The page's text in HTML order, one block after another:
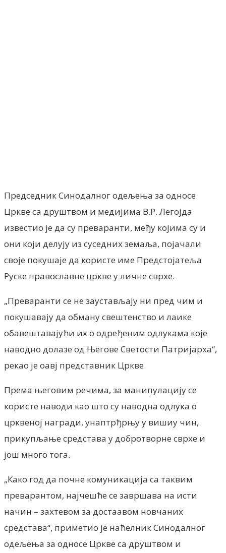
Председник Синодалног одељења за односе
Цркве са друштвом и медијима В.Р. Легојда
известио је да су преваранти, међу којима су и
они који делују из суседних земаља, појачали
своје покушаје да користе име Предстојатеља
Руске православне цркве у личне сврхе.
„Преваранти се не заустављају ни пред чим и
покушавају да обману свештенство и лаике
обавештавајући их о одређеним одлукама које
наводно долазе од Његове Светости Патријарха“,
рекао је оавј представник Цркве.
Према његовим речима, за манипулацију се
користе наводи као што су наводна одлука о
црквеној награди, унаптрђрњу у вишиу чин,
прикупљање средстава у добротворне сврхе и
још много тога.
„Како год да почне комуникација са таквим
преварантом, најчешће се завршава на исти
начин – захтевом за достаавом новчаних
средстава“, приметио је наћелник Синодалног
одељења за односе Цркве са друштвом и